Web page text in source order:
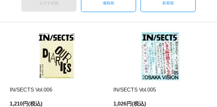
おすすめ順 価格順 新着順
IN/SECTS Vol.006
1,210円(税込)
IN/SECTS Vol.005
1,026円(税込)